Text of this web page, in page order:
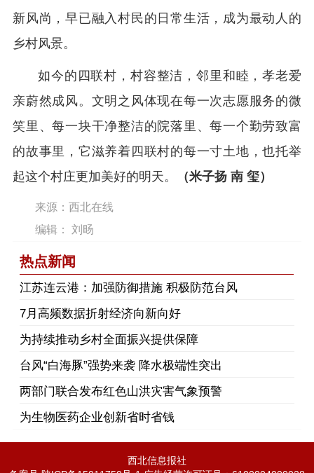
新风尚，早已融入村民的日常生活，成为最动人的
乡村风景。
如今的四联村，村容整洁，邻里和睦，孝老爱
亲蔚然成风。文明之风体现在每一次志愿服务的微
笑里、每一块干净整洁的院落里、每一个勤劳致富
的故事里，它滋养着四联村的每一寸土地，也托举
起这个村庄更加美好的明天。
（米子扬 南 玺）
来源：西北在线
编辑： 刘旸
热点新闻
江苏连云港：加强防御措施 积极防范台风
7月高频数据折射经济向新向好
为持续推动乡村全面振兴提供保障
台风“白海豚”强势来袭 降水极端性突出
两部门联合发布红色山洪灾害气象预警
为生物医药企业创新省时省钱
西北信息报社